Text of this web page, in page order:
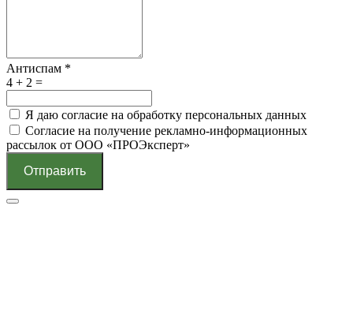
Антиспам *
4 + 2 =
Я даю согласие на обработку персональных данных
Согласие на получение рекламно-информационных
рассылок от ООО «ПРОЭксперт»
Отправить